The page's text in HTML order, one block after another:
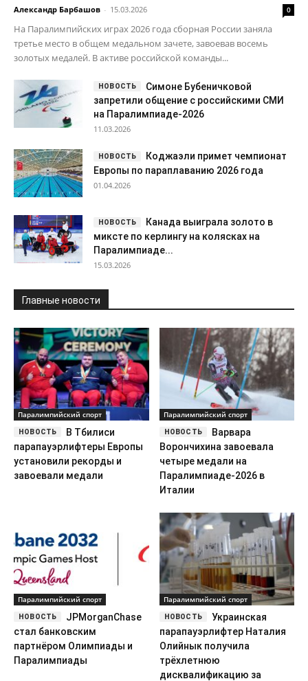
Александр Барбашов - 15.03.2026 0
На Паралимпийских играх 2026 года сборная России заняла
третье место в общем медальном зачете, завоевав восемь
золотых медалей. В активе российской команды...
Симоне Бубеничковой
запретили общение с российскими СМИ
на Паралимпиаде-2026
11.03.2026
Коджаэли примет чемпионат
Европы по параплаванию 2026 года
01.04.2026
Канада выиграла золото в
миксте по керлингу на колясках на
Паралимпиаде...
15.03.2026
Главные новости
Паралимпийский спорт
В Тбилиси
парапауэрлифтеры Европы
установили рекорды и
завоевали медали
Паралимпийский спорт
Варвара
Ворончихина завоевала
четыре медали на
Паралимпиаде-2026 в
Италии
Паралимпийский спорт
JPMorganChase
стал банковским
партнёром Олимпиады и
Паралимпиады
Паралимпийский спорт
Украинская
парапауэрлифтер Наталия
Олийнык получила
трёхлетнюю
дисквалификацию за